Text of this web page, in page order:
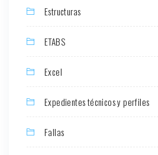
Estructuras
ETABS
Excel
Expedientes técnicos y perfiles
Fallas